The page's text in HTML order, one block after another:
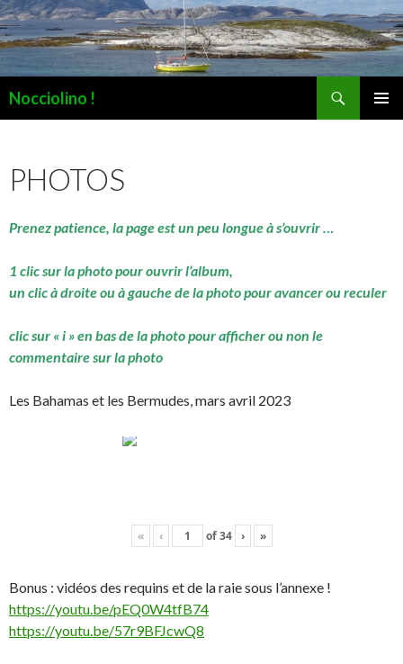
Nocciolino !
PHOTOS
Prenez patience, la page est un peu longue à s’ouvrir …
1 clic sur la photo pour ouvrir l’album,
un clic à droite ou à gauche de la photo pour avancer ou reculer
clic sur « i » en bas de la photo pour afficher ou non le
commentaire sur la photo
Les Bahamas et les Bermudes, mars avril 2023
« ‹ of34 › »
Bonus : vidéos des requins et de la raie sous l’annexe !
https://youtu.be/pEQ0W4tfB74
https://youtu.be/57r9BFJcwQ8